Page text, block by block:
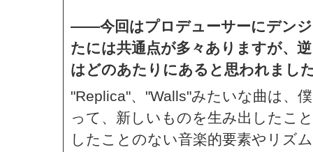
——今回はプロデューサーにデン
たには共通点が多々ありますが、
はどのあたりにあると思われまし
"Replica"、"Walls"みたいな曲は、
って、新しいものを生み出したこ
したことのない音楽的要素やリズ